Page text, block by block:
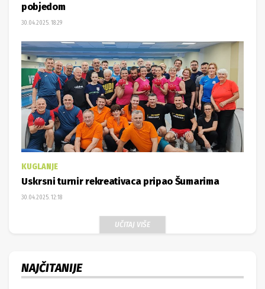
pobjedom
30.04.2025. 18:29
KUGLANJE
Uskrsni turnir rekreativaca pripao Šumarima
30.04.2025. 12:18
UČITAJ VIŠE
NAJČITANIJE